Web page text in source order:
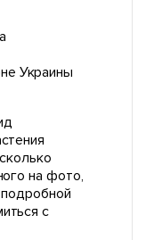
Украины
на фото,
с